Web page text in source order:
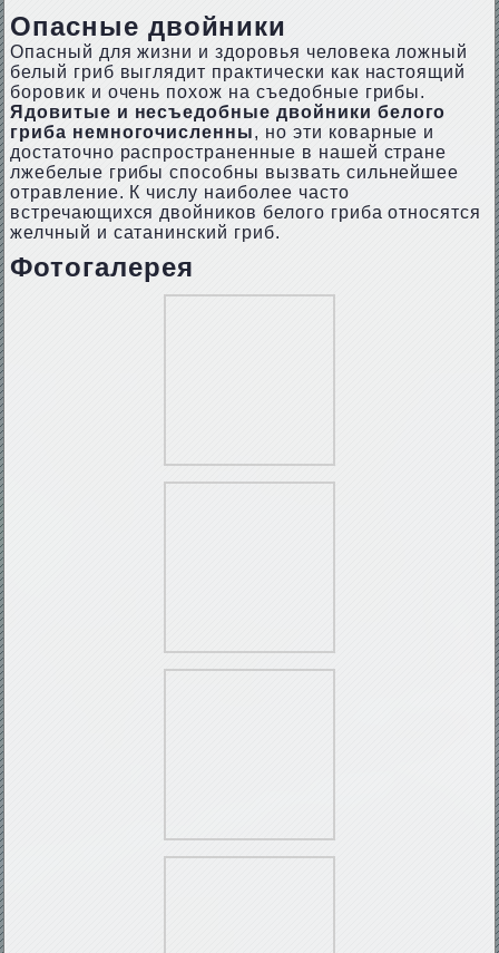
Опасные двойники
Опасный для жизни и здоровья человека ложный
белый гриб выглядит практически как настоящий
боровик и очень похож на съедобные грибы.
Ядовитые и несъедобные двойники белого
гриба немногочисленны, но эти коварные и
достаточно распространенные в нашей стране
лжебелые грибы способны вызвать сильнейшее
отравление. К числу наиболее часто
встречающихся двойников белого гриба относятся
желчный и сатанинский гриб.
Фотогалерея